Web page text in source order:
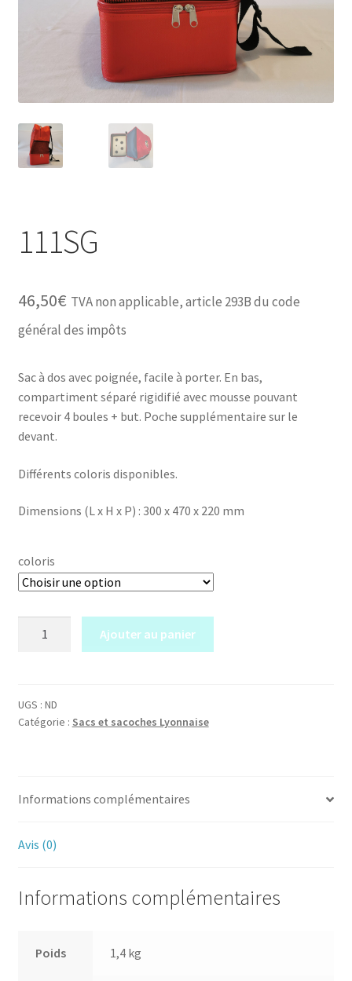
111SG
46,50€ TVA non applicable, article 293B du code
général des impôts
Sac à dos avec poignée, facile à porter. En bas,
compartiment séparé rigidifié avec mousse pouvant
recevoir 4 boules + but. Poche supplémentaire sur le
devant.
Différents coloris disponibles.
Dimensions (L x H x P) : 300 x 470 x 220 mm
coloris
Ajouter au panier
UGS : ND
Catégorie : Sacs et sacoches Lyonnaise
Informations complémentaires
Avis (0)
Informations complémentaires
Poids 1,4 kg